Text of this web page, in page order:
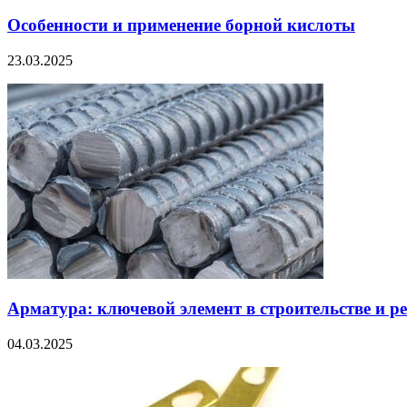
Особенности и применение борной кислоты
23.03.2025
Арматура: ключевой элемент в строительстве и
04.03.2025